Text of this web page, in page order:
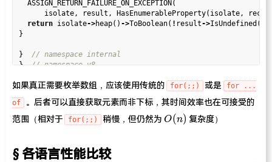
  ASSIGN_RETURN_FAILURE_ON_EXCEPTION(
isolate, result, HasEnumerableProperty(isolate,
return isolate->heap() ->ToBoolean( ! result->
}
}
}
如果真正需要枚举数组，应该使用传统的 for(;;) 或是
for ...
of
。后者可以直接获取元素而非下标，其时间效率也在可接受的
范围（相对于
for(;;) 稍慢，但仍然为O(n)
O(n) 复杂度）
各语言性能比较